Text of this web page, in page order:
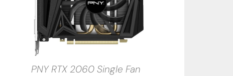
PNY RTX 2060 Single Fan